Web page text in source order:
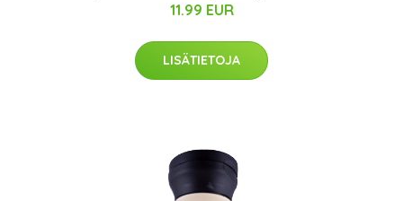
11.99 EUR
LISÄTIETOJA